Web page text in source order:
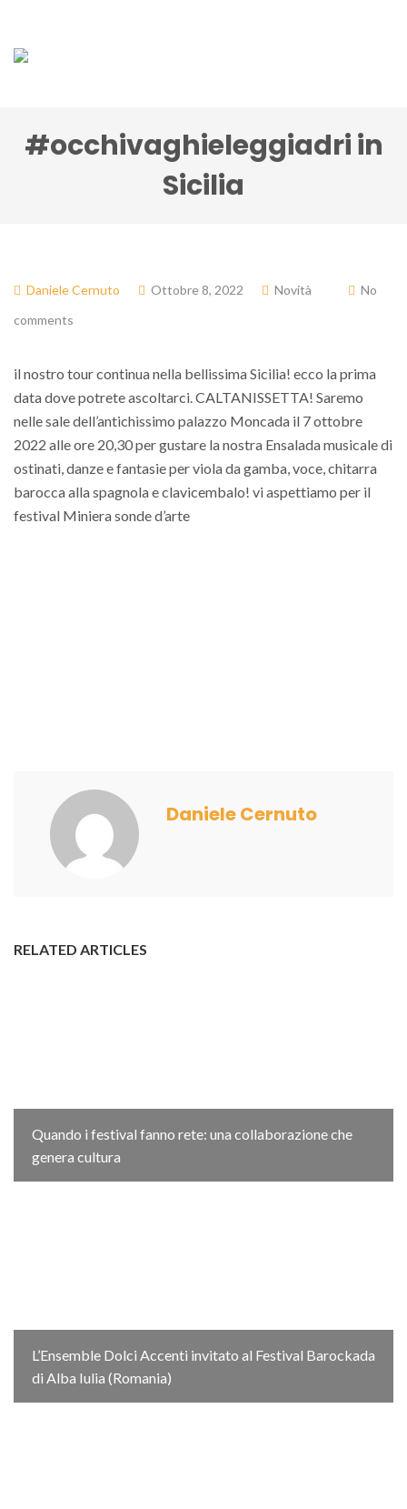
#occhivaghieleggiadri in
Sicilia
Daniele Cernuto Ottobre 8, 2022 Novità
No
comments
il nostro tour continua nella bellissima Sicilia! ecco la prima
data dove potrete ascoltarci. CALTANISSETTA! Saremo
nelle sale dell’antichissimo palazzo Moncada il 7 ottobre
2022 alle ore 20,30 per gustare la nostra Ensalada musicale di
ostinati, danze e fantasie per viola da gamba, voce, chitarra
barocca alla spagnola e clavicembalo! vi aspettiamo per il
festival Miniera sonde d’arte
Daniele Cernuto
RELATED ARTICLES
Quando i festival fanno rete: una collaborazione che
genera cultura
L’Ensemble Dolci Accenti invitato al Festival Barockada
di Alba Iulia (Romania)